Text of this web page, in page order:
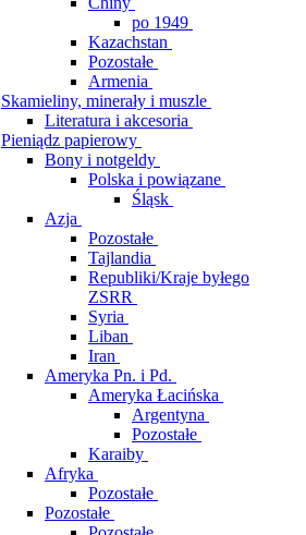
po 1949
Kazachstan
Pozostałe
Armenia
Skamieliny, minerały i muszle
Literatura i akcesoria
Pieniądz papierowy
Bony i notgeldy
Polska i powiązane
Śląsk
Azja
Pozostałe
Tajlandia
Republiki/Kraje byłego
ZSRR
Syria
Liban
Iran
Ameryka Pn. i Pd.
Ameryka Łacińska
Argentyna
Pozostałe
Karaiby
Afryka
Pozostałe
Pozostałe